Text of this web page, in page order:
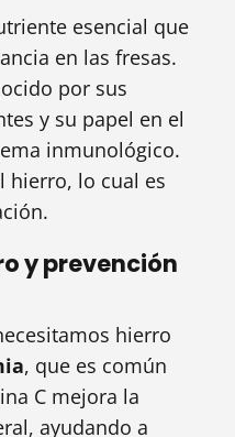
esencial que
en las fresas.
por sus
y su papel en el
inmunológico.
hierro, lo cual es
y prevención
hierro
, que es común
C mejora la
ayudando a